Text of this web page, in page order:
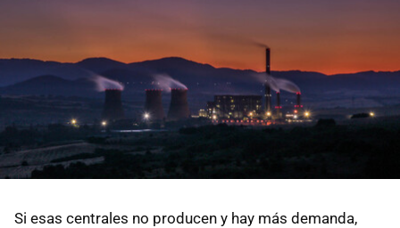
Si esas centrales no producen y hay más demanda,